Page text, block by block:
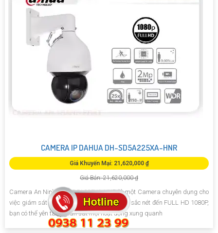
CAMERA IP DAHUA DH-SD5A225XA-HNR
Giá Khuyến Mại: 21,620,000 ₫
Giá Bán: 21,620,000 ₫
Camera An Ninh DH-SD5A225XA-HNR là một Camera chuyên dụng cho
việc giám sát đêm. Với chất lượng hình ảnh sắc nét đến FULL HD 1080P,
bạn có thể yên tâm quan sát mọi hoạt động xung quanh